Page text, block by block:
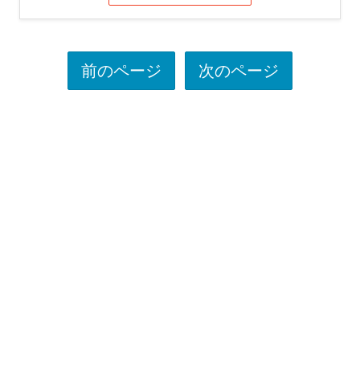
前のページ 次のページ